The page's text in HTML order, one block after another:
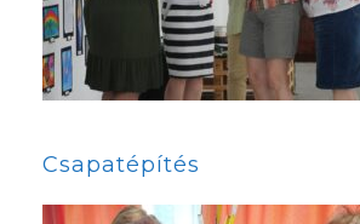
Csapatépítés